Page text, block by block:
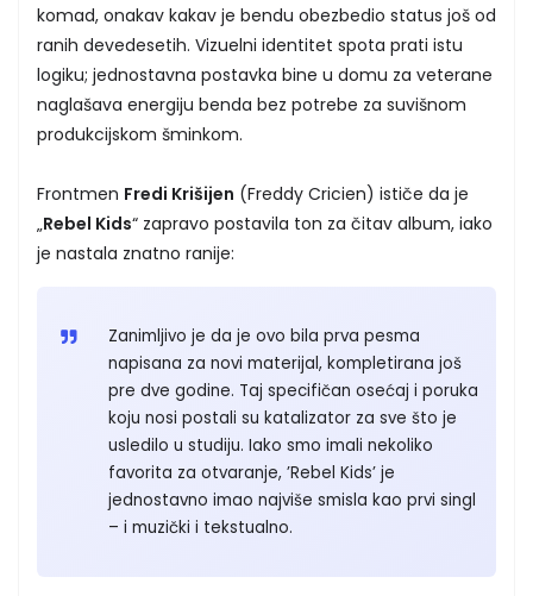
komad, onakav kakav je bendu obezbedio status još od
ranih devedesetih. Vizuelni identitet spota prati istu
logiku; jednostavna postavka bine u domu za veterane
naglašava energiju benda bez potrebe za suvišnom
produkcijskom šminkom.
Frontmen Fredi Krišijen (Freddy Cricien) ističe da je
„Rebel Kids“ zapravo postavila ton za čitav album, iako
je nastala znatno ranije:
Zanimljivo je da je ovo bila prva pesma
napisana za novi materijal, kompletirana još
pre dve godine. Taj specifičan osećaj i poruka
koju nosi postali su katalizator za sve što je
usledilo u studiju. Iako smo imali nekoliko
favorita za otvaranje, ’Rebel Kids’ je
jednostavno imao najviše smisla kao prvi singl
– i muzički i tekstualno.